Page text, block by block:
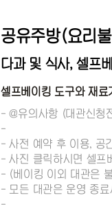
공유주방(요리
다과 및 식사, 셀프
셀프베이킹 도구와 재료
- @유의사항 (대관신청
-
- 사전 예약 후 이용, 공
- 사진 클릭하시면 셀프
- (베이킹 이외 대관은
- 모든 대관은 운영 종료
-